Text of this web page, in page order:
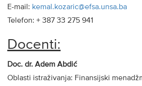
E-mail: kemal.kozaric@efsa.unsa.ba
Telefon: + 387 33 275 941
Docenti:
Doc. dr. Adem Abdić
Oblasti istraživanja: Finansijski